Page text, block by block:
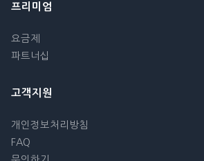
프리미엄
요금제
파트너십
고객지원
개인정보처리방침
FAQ